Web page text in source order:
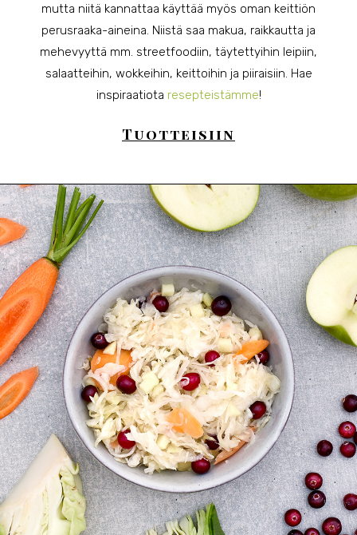
mutta niitä kannattaa käyttää myös oman keittiön
perusraaka-aineina. Niistä saa makua, raikkautta ja
mehevyyttä mm. streetfoodiin, täytettyihin leipiin,
salaatteihin, wokkeihin, keittoihin ja piiraisiin. Hae
inspiraatiota resepteistämme!
Tuotteisiin